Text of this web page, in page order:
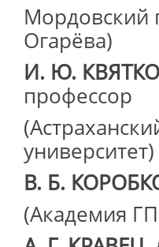
Мордовский
Огарёва)
И. Ю.
профессор
университет)
В. Б.
(Академия